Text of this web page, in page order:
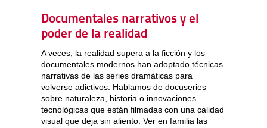
Documentales narrativos y el
poder de la realidad
A veces, la realidad supera a la ficción y los
documentales modernos han adoptado técnicas
narrativas de las series dramáticas para
volverse adictivos. Hablamos de docuseries
sobre naturaleza, historia o innovaciones
tecnológicas que están filmadas con una calidad
visual que deja sin aliento. Ver en familia las